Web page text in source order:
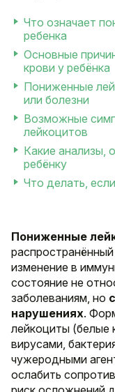
Что означает
ребенка
Основные
крови у ребёнка
Пониженные
или болезни
Возможные
лейкоцитов
Какие анализы,
ребёнку
Что делать,
Пониженные
изменение в
состояние не
заболеваниям, но
нарушениях.
лейкоциты (белые
вирусами,
чужеродными
ослабить